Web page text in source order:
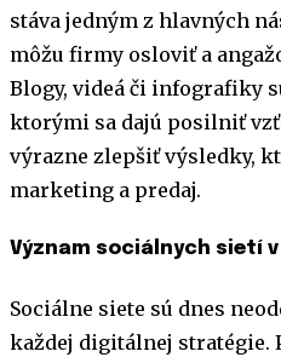
stáva jedným z hlavných
môžu firmy osloviť a
Blogy, videá či infografiky
ktorými sa dajú posilniť
výrazne zlepšiť výsledky,
marketing a predaj.
Význam sociálnych sietí
Sociálne siete sú dnes
každej digitálnej stratégie.